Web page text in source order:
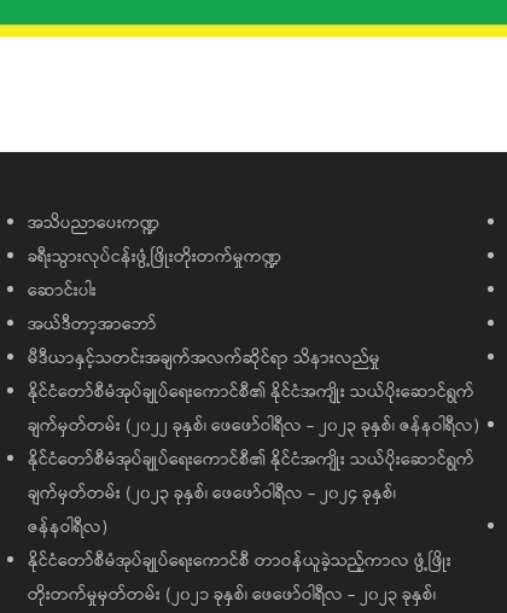
အသိပညာပေးကဏ္ဍ
ခရီးသွားလုပ်ငန်းဖွံ့ဖြိုးတိုးတက်မှုကဏ္ဍ
ဆောင်းပါး
အယ်ဒီတာ့အာဘော်
မီဒီယာနှင့်သတင်းအချက်အလက်ဆိုင်ရာ သိနားလည်မှု
နိုင်ငံတော်စီမံအုပ်ချုပ်ရေးကောင်စီ၏ နိုင်ငံအကျိုး သယ်ပိုးဆောင်ရွက်
ချက်မှတ်တမ်း (၂၀၂၂ ခုနှစ်၊ ဖေဖော်ဝါရီလ - ၂၀၂၃ ခုနှစ်၊ ဇန်နဝါရီလ)
နိုင်ငံတော်စီမံအုပ်ချုပ်ရေးကောင်စီ၏ နိုင်ငံအကျိုး သယ်ပိုးဆောင်ရွက်
ချက်မှတ်တမ်း (၂၀၂၃ ခုနှစ်၊ ဖေဖော်ဝါရီလ - ၂၀၂၄ ခုနှစ်၊
ဇန်နဝါရီလ)
နိုင်ငံတော်စီမံအုပ်ချုပ်ရေးကောင်စီ တာဝန်ယူခဲ့သည့်ကာလ ဖွံ့ဖြိုး
တိုးတက်မှုမှတ်တမ်း (၂၀၂၁ ခုနှစ်၊ ဖေဖော်ဝါရီလ - ၂၀၂၃ ခုနှစ်၊